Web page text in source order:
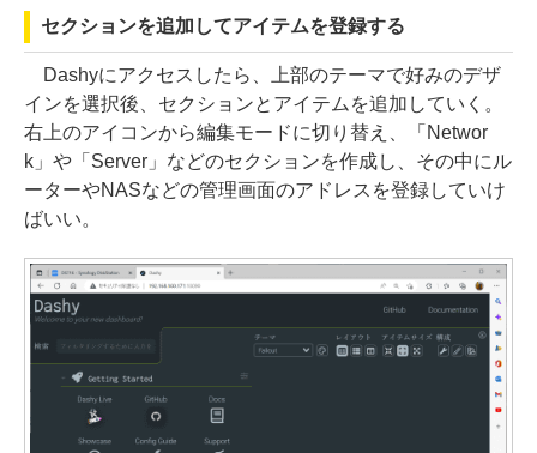
セクションを追加してアイテムを登録する
Dashyにアクセスしたら、上部のテーマで好みのデザ
インを選択後、セクションとアイテムを追加していく。
右上のアイコンから編集モードに切り替え、「Networ
k」や「Server」などのセクションを作成し、その中にル
ーターやNASなどの管理画面のアドレスを登録していけ
ばいい。